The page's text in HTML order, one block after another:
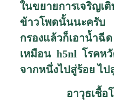
ในขยายการเจริ
ข้าวโพดนั้นนะครั
กรองแล้วก็เอาน้ำฉี
เหมือน h5nl โรคห
จากหนึ่งไปสู่ร้อย ไ
อาวุธเชื้อโ